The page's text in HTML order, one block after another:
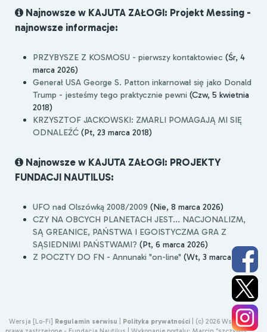
Najnowsze w KAJUTA ZAŁOGI: Projekt Messing -
najnowsze informacje:
PRZYBYSZE Z KOSMOSU - pierwszy kontaktowiec (Śr, 4
marca 2026)
Generał USA George S. Patton inkarnował się jako Donald
Trump - jesteśmy tego praktycznie pewni (Czw, 5 kwietnia
2018)
KRZYSZTOF JACKOWSKI: ZMARLI POMAGAJĄ MI SIĘ
ODNALEŹĆ (Pt, 23 marca 2018)
Najnowsze w KAJUTA ZAŁOGI: PROJEKTY
FUNDACJI NAUTILUS:
UFO nad Olszówką 2008/2009 (Nie, 8 marca 2026)
CZY NA OBCYCH PLANETACH JEST... NACJONALIZM,
SĄ GREANICE, PAŃSTWA I EGOISTYCZMA GRA Z
SĄSIEDNIMI PAŃSTWAMI? (Pt, 6 marca 2026)
Z POCZTY DO FN - Annunaki "on-line" (Wt, 3 marca 2026)
Wersja [Lo-Fi] Regulamin serwisu Polityka prywatności
(c) 2026 Wszelkie